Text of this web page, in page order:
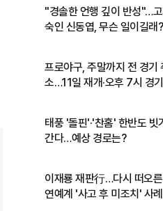
"경솔한 언행 깊이 반성"…고
숙인 신동엽, 무슨 일이길래?
프로야구, 주말까지 전 경기
소…11일 재개·오후 7시 경기
태풍 '돌핀'·'찬홈' 한반도 빗
간다…예상 경로는?
이재룡 재판行…다시 떠오른
연예계 '사고 후 미조치' 사례